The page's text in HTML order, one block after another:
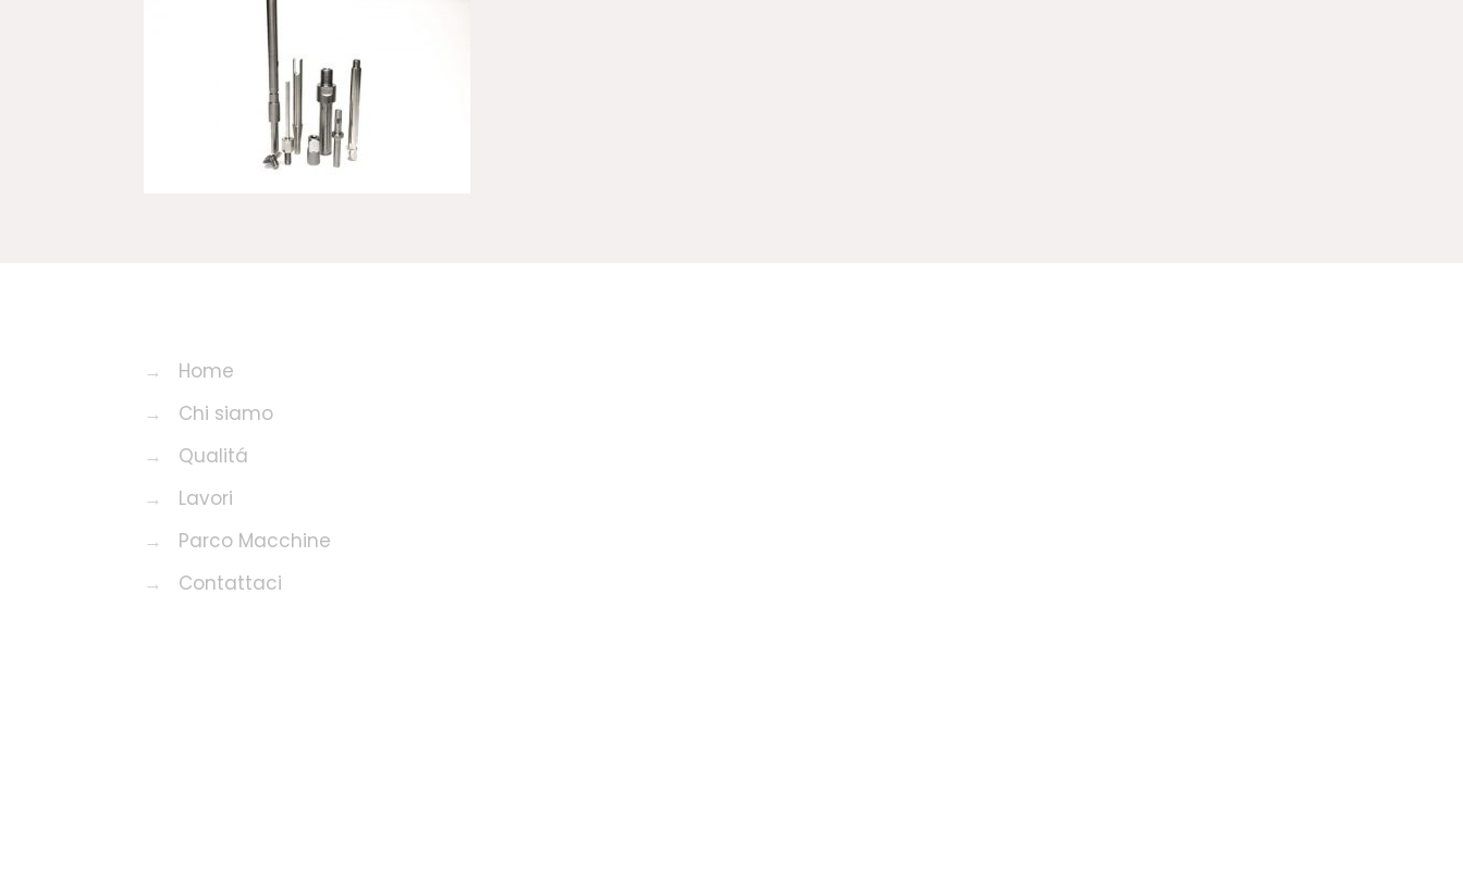
→
Home
→
Chi siamo
→
Qualitá
→
Lavori
→
Parco Macchine
→
Contattaci